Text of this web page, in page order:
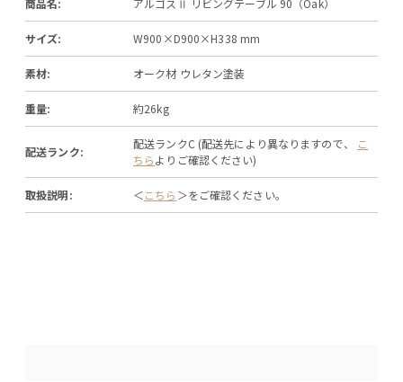
商品名: アルゴスⅡ リビングテーブル 90（Oak）
サイズ: W900×D900×H338 mm
素材: オーク材 ウレタン塗装
重量: 約26kg
配送ランク:
配送ランクC (配送先により異なりますので、
こ
ちらよりご確認ください)
取扱説明: ＜こちら ＞をご確認ください。